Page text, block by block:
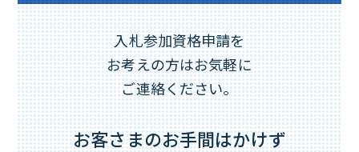
入札参加資格申請を
お考えの方はお気軽に
ご連絡ください。
お客さまのお手間はかけず